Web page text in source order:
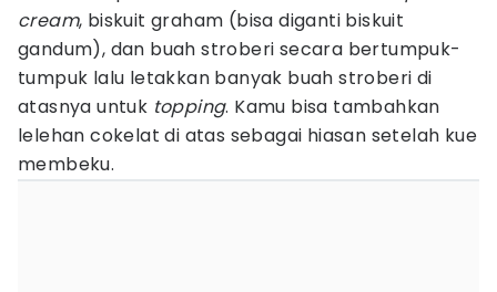
cream, biskuit graham (bisa diganti biskuit
gandum), dan buah stroberi secara bertumpuk-
tumpuk lalu letakkan banyak buah stroberi di
atasnya untuk topping. Kamu bisa tambahkan
lelehan cokelat di atas sebagai hiasan setelah kue
membeku.